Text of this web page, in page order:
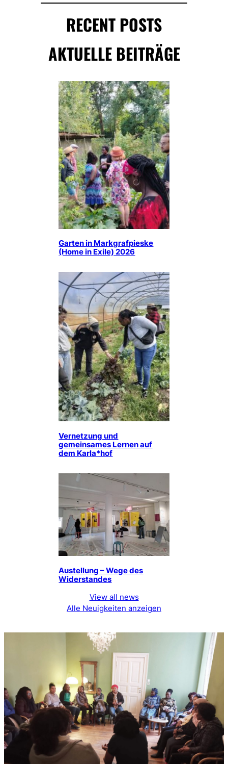
RECENT POSTS
AKTUELLE BEITRÄGE
Garten in Markgrafpieske
(Home in Exile) 2026
Vernetzung und
gemeinsames Lernen auf
dem Karla*hof
Austellung – Wege des
Widerstandes
View all news
Alle Neuigkeiten anzeigen